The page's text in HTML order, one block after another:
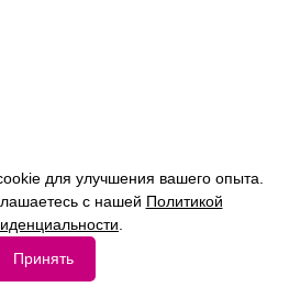
для улучшения вашего опыта.
с нашей Политикой
Принять